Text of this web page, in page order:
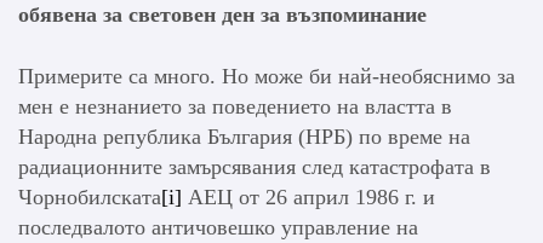
обявена за световен ден за възпоминание
Примерите са много. Но може би най-необяснимо за
мен е незнанието за поведението на властта в
Народна република България (НРБ) по време на
радиационните замърсявания след катастрофата в
Чорнобилската[i] АЕЦ от 26 април 1986 г. и
последвалото античовешко управление на